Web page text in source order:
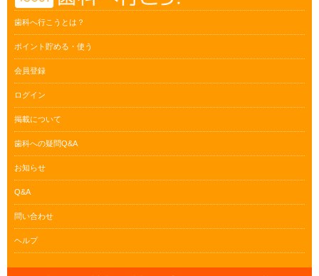
歯科へ行こうとは？
ポイント貯める・使う
会員登録
ログイン
掲載について
歯科への疑問Q&A
お知らせ
Q&A
問い合わせ
ヘルプ